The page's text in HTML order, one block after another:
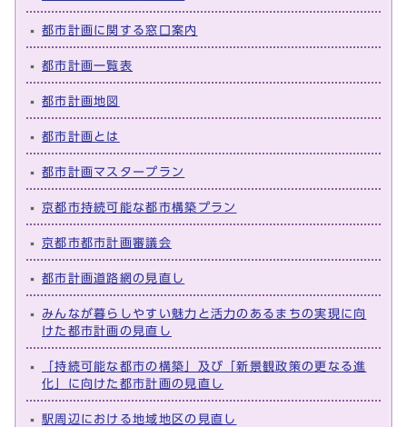
都市計画に関する窓口案内
都市計画一覧表
都市計画地図
都市計画とは
都市計画マスタープラン
京都市持続可能な都市構築プラン
京都市都市計画審議会
都市計画道路網の見直し
みんなが暮らしやすい魅力と活力のあるまちの実現に向
けた都市計画の見直し
「持続可能な都市の構築」及び「新景観政策の更なる進
化」に向けた都市計画の見直し
駅周辺における地域地区の見直し